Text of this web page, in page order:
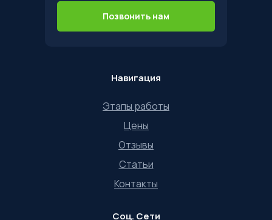
Отзывы
Контакты
Цены
Статьи
Навигация
Этапы работы
Соц. Сети
Позвонить нам